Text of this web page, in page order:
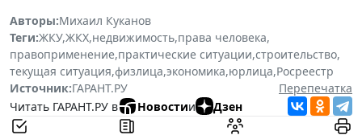
Авторы:Михаил Куканов
Теги:ЖКУ,ЖКХ,недвижимость,права человека,
правоприменение,практические ситуации,строительство,
текущая ситуация,физлица,экономика,юрлица,Росреестр
Источник:ГАРАНТ.РУ
Перепечатка
Читать ГАРАНТ.РУ в
Новостии Дзен